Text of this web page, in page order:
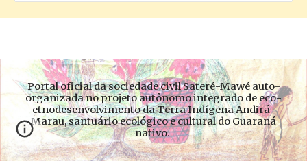
Portal oficial da sociedade civil Sateré-Mawé auto-
organizada no projeto autônomo integrado de eco-
etnodesenvolvimento da Terra Indígena Andirá-
Marau, santuário ecológico e cultural do Guaraná
nativo.